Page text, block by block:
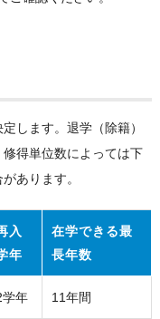
します。退学（除籍）
得単位数によっては下
あります。
入
年
在学できる最
長年数
学年 11年間